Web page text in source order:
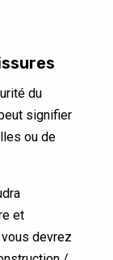
du
signifier
ou de
et
devrez